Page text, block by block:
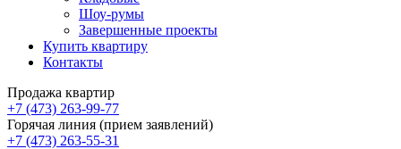
Шоу-румы
Завершенные проекты
Купить квартиру
Контакты
Продажа квартир
+7 (473) 263-99-77
Горячая линия (прием заявлений)
+7 (473) 263-55-31